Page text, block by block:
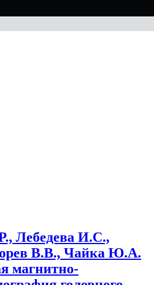
Лебедева И.С.,
В.В., Чайка Ю.А.
магнитно-